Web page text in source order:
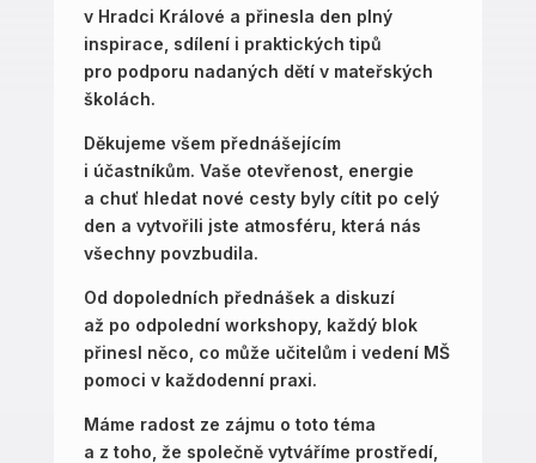
v Hradci Králové a přinesla den plný
inspirace, sdílení i praktických tipů
pro podporu nadaných dětí v mateřských
školách.
Děkujeme všem přednášejícím
i účastníkům. Vaše otevřenost, energie
a chuť hledat nové cesty byly cítit po celý
den a vytvořili jste atmosféru, která nás
všechny povzbudila.
Od dopoledních přednášek a diskuzí
až po odpolední workshopy, každý blok
přinesl něco, co může učitelům i vedení MŠ
pomoci v každodenní praxi.
Máme radost ze zájmu o toto téma
a z toho, že společně vytváříme prostředí,